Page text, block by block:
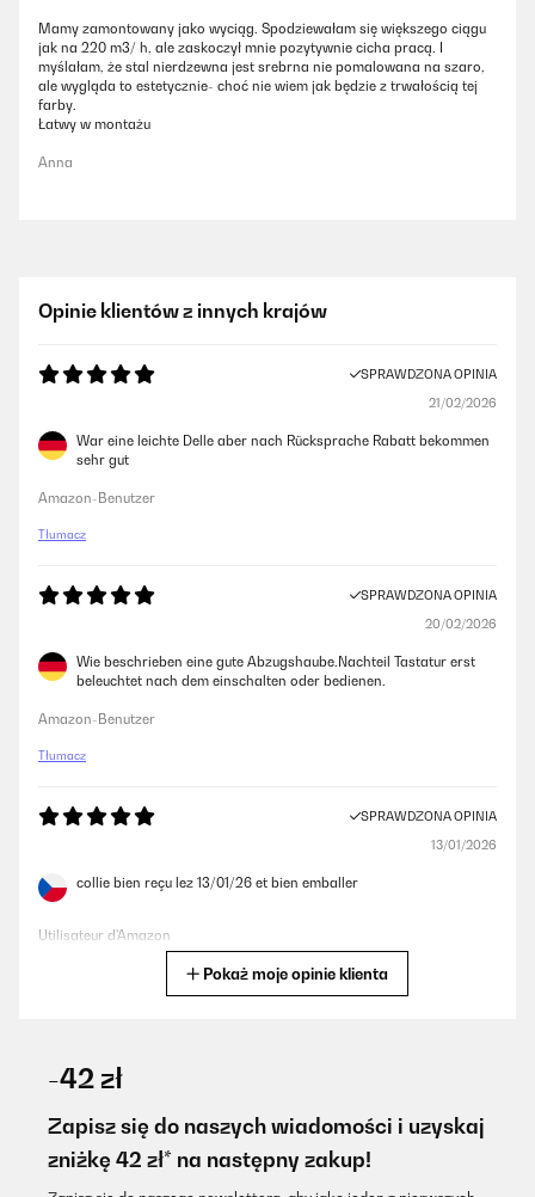
Mamy zamontowany jako wyciąg. Spodziewałam się większego ciągu
jak na 220 m3/ h, ale zaskoczył mnie pozytywnie cicha pracą. I
myślałam, że stal nierdzewna jest srebrna nie pomalowana na szaro,
ale wygląda to estetycznie- choć nie wiem jak będzie z trwałością tej
farby.
Łatwy w montażu
Anna
Opinie klientów z innych krajów
SPRAWDZONA OPINIA
21/02/2026
War eine leichte Delle aber nach Rücksprache Rabatt bekommen
sehr gut
Amazon-Benutzer
Tłumacz
SPRAWDZONA OPINIA
20/02/2026
Wie beschrieben eine gute Abzugshaube.Nachteil Tastatur erst
beleuchtet nach dem einschalten oder bedienen.
Amazon-Benutzer
Tłumacz
SPRAWDZONA OPINIA
13/01/2026
collie bien reçu lez 13/01/26 et bien emballer
Utilisateur d'Amazon
soddisfatta di questo acquisto.
Utente Amazon
Tłumacz
Pokaż moje opinie klienta
-42 zł
Zapisz się do naszych wiadomości i uzyskaj
zniżkę 42 zł* na następny zakup!